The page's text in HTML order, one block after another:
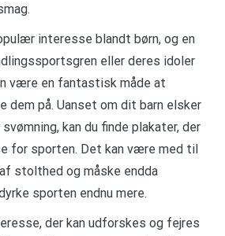
interesse blandt børn, og en
eller deres idoler
være en fantastisk måde at
dem på. Uanset om dit barn elsker
kan du finde plakater, der
for sporten. Det kan være med til
stolthed og måske endda
sporten endnu mere.
der kan udforskes og fejres